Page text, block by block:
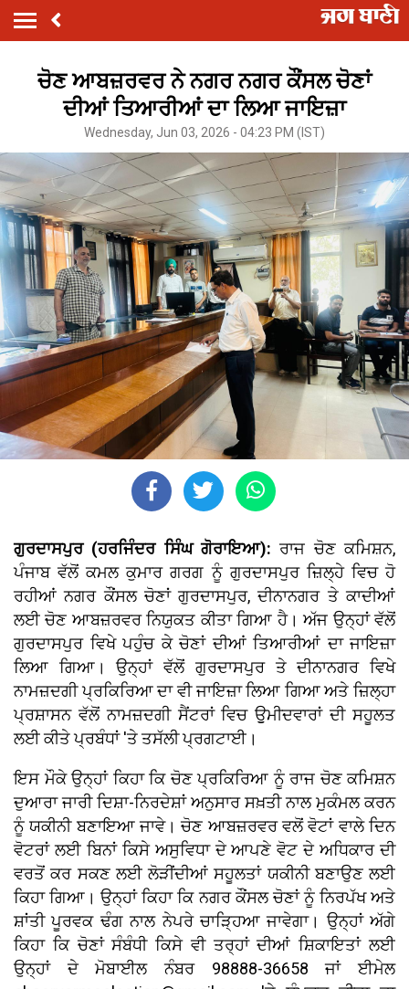
ਚੋਣ ਆਬਜ਼ਰਵਰ ਨੇ ਨਗਰ ਨਗਰ ਕੌਂਸਲ ਚੋਣਾਂ
ਦੀਆਂ ਤਿਆਰੀਆਂ ਦਾ ਲਿਆ ਜਾਇਜ਼ਾ
Wednesday, Jun 03, 2026 - 04:23 PM (IST)
ਗੁਰਦਾਸਪੁਰ (ਹਰਜਿੰਦਰ ਸਿੰਘ ਗੋਰਾਇਆ): ਰਾਜ ਚੋਣ ਕਮਿਸ਼ਨ,
ਪੰਜਾਬ ਵੱਲੋਂ ਕਮਲ ਕੁਮਾਰ ਗਰਗ ਨੂੰ ਗੁਰਦਾਸਪੁਰ ਜ਼ਿਲ੍ਹੇ ਵਿਚ ਹੋ
ਰਹੀਆਂ ਨਗਰ ਕੌਂਸਲ ਚੋਣਾਂ ਗੁਰਦਾਸਪੁਰ, ਦੀਨਾਨਗਰ ਤੇ ਕਾਦੀਆਂ
ਲਈ ਚੋਣ ਆਬਜ਼ਰਵਰ ਨਿਯੁਕਤ ਕੀਤਾ ਗਿਆ ਹੈ। ਅੱਜ ਉਨ੍ਹਾਂ ਵੱਲੋਂ
ਗੁਰਦਾਸਪੁਰ ਵਿਖੇ ਪਹੁੰਚ ਕੇ ਚੋਣਾਂ ਦੀਆਂ ਤਿਆਰੀਆਂ ਦਾ ਜਾਇਜ਼ਾ
ਲਿਆ ਗਿਆ। ਉਨ੍ਹਾਂ ਵੱਲੋਂ ਗੁਰਦਾਸਪੁਰ ਤੇ ਦੀਨਾਨਗਰ ਵਿਖੇ
ਨਾਮਜ਼ਦਗੀ ਪ੍ਰਕਿਰਿਆ ਦਾ ਵੀ ਜਾਇਜ਼ਾ ਲਿਆ ਗਿਆ ਅਤੇ ਜ਼ਿਲ੍ਹਾ
ਪ੍ਰਸ਼ਾਸਨ ਵੱਲੋਂ ਨਾਮਜ਼ਦਗੀ ਸੈਂਟਰਾਂ ਵਿਚ ਉੁਮੀਦਵਾਰਾਂ ਦੀ ਸਹੂਲਤ
ਲਈ ਕੀਤੇ ਪ੍ਰਬੰਧਾਂ 'ਤੇ ਤਸੱਲੀ ਪ੍ਰਗਟਾਈ।
ਇਸ ਮੌਕੇ ਉਨ੍ਹਾਂ ਕਿਹਾ ਕਿ ਚੋਣ ਪ੍ਰਕਿਰਿਆ ਨੂੰ ਰਾਜ ਚੋਣ ਕਮਿਸ਼ਨ
ਦੁਆਰਾ ਜਾਰੀ ਦਿਸ਼ਾ-ਨਿਰਦੇਸ਼ਾਂ ਅਨੁਸਾਰ ਸਖ਼ਤੀ ਨਾਲ ਮੁਕੰਮਲ ਕਰਨ
ਨੂੰ ਯਕੀਨੀ ਬਣਾਇਆ ਜਾਵੇ। ਚੋਣ ਆਬਜ਼ਰਵਰ ਵਲੋਂ ਵੋਟਾਂ ਵਾਲੇ ਦਿਨ
ਵੋਟਰਾਂ ਲਈ ਬਿਨਾਂ ਕਿਸੇ ਅਸੁਵਿਧਾ ਦੇ ਆਪਣੇ ਵੋਟ ਦੇ ਅਧਿਕਾਰ ਦੀ
ਵਰਤੋਂ ਕਰ ਸਕਣ ਲਈ ਲੋੜੀਂਦੀਆਂ ਸਹੂਲਤਾਂ ਯਕੀਨੀ ਬਣਾਉਣ ਲਈ
ਕਿਹਾ ਗਿਆ। ਉਨ੍ਹਾਂ ਕਿਹਾ ਕਿ ਨਗਰ ਕੌਂਸਲ ਚੋਣਾਂ ਨੂੰ ਨਿਰਪੱਖ ਅਤੇ
ਸ਼ਾਂਤੀ ਪੂਰਵਕ ਢੰਗ ਨਾਲ ਨੇਪਰੇ ਚਾੜ੍ਹਿਆ ਜਾਵੇਗਾ। ਉਨ੍ਹਾਂ ਅੱਗੇ
ਕਿਹਾ ਕਿ ਚੋਣਾਂ ਸੰਬੰਧੀ ਕਿਸੇ ਵੀ ਤਰ੍ਹਾਂ ਦੀਆਂ ਸ਼ਿਕਾਇਤਾਂ ਲਈ
ਉਨ੍ਹਾਂ ਦੇ ਮੋਬਾਈਲ ਨੰਬਰ 98888-36658 ਜਾਂ ਈਮੇਲ